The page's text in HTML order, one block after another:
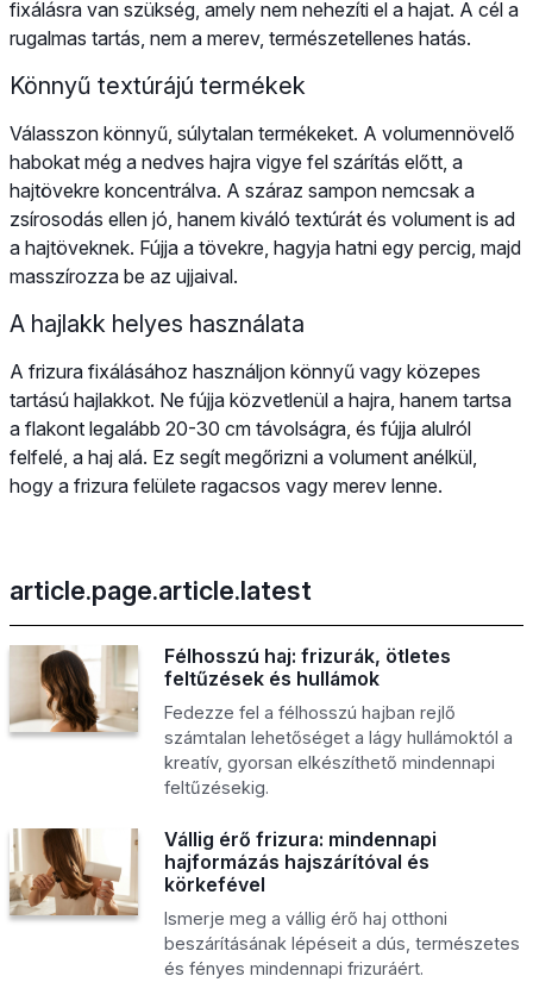
fixálásra van szükség, amely nem nehezíti el a hajat. A cél a
rugalmas tartás, nem a merev, természetellenes hatás.
Könnyű textúrájú termékek
Válasszon könnyű, súlytalan termékeket. A volumennövelő
habokat még a nedves hajra vigye fel szárítás előtt, a
hajtövekre koncentrálva. A száraz sampon nemcsak a
zsírosodás ellen jó, hanem kiváló textúrát és volument is ad
a hajtöveknek. Fújja a tövekre, hagyja hatni egy percig, majd
masszírozza be az ujjaival.
A hajlakk helyes használata
A frizura fixálásához használjon könnyű vagy közepes
tartású hajlakkot. Ne fújja közvetlenül a hajra, hanem tartsa
a flakont legalább 20-30 cm távolságra, és fújja alulról
felfelé, a haj alá. Ez segít megőrizni a volument anélkül,
hogy a frizura felülete ragacsos vagy merev lenne.
article.page.article.latest
Félhosszú haj: frizurák, ötletes
feltűzések és hullámok
Fedezze fel a félhosszú hajban rejlő
számtalan lehetőséget a lágy hullámoktól a
kreatív, gyorsan elkészíthető mindennapi
feltűzésekig.
Vállig érő frizura: mindennapi
hajformázás hajszárítóval és
körkefével
Ismerje meg a vállig érő haj otthoni
beszárításának lépéseit a dús, természetes
és fényes mindennapi frizuráért.